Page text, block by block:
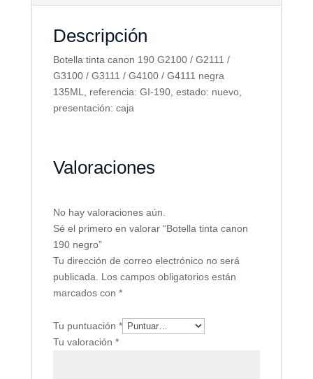
Descripción
Botella tinta canon 190 G2100 / G2111 /
G3100 / G3111 / G4100 / G4111 negra
135ML, referencia: GI-190, estado: nuevo,
presentación: caja
Valoraciones
No hay valoraciones aún.
Sé el primero en valorar “Botella tinta canon
190 negro”
Tu dirección de correo electrónico no será
publicada. Los campos obligatorios están
marcados con *
Tu puntuación *
Tu valoración *